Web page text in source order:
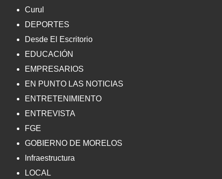
Curul
DEPORTES
Desde El Escritorio
EDUCACIÓN
EMPRESARIOS
EN PUNTO LAS NOTICIAS
ENTRETENIMIENTO
ENTREVISTA
FGE
GOBIERNO DE MORELOS
Infraestructura
LOCAL